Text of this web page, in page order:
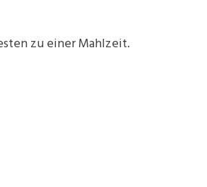
zu einer Mahlzeit.